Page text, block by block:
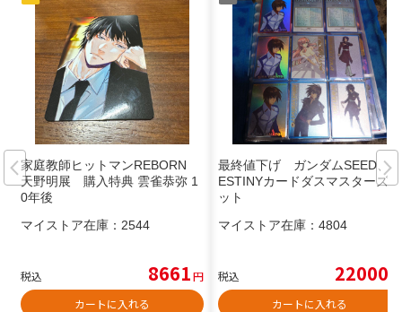
家庭教師ヒットマンREBORN
天野明展 購入特典 雲雀恭弥 1
0年後
マイストア在庫： 2544
税込 8661円
カートに入れる
最終値下げ ガンダムSEED、D
ESTINYカードダスマスターズセ
ット
マイストア在庫： 4804
税込 22000
カートに入れる